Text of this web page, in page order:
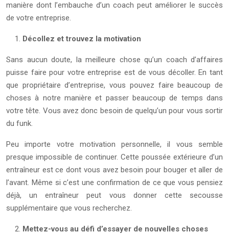
manière dont l’embauche d’un coach peut améliorer le succès
de votre entreprise.
Décollez et trouvez la motivation
Sans aucun doute, la meilleure chose qu’un coach d’affaires
puisse faire pour votre entreprise est de vous décoller. En tant
que propriétaire d’entreprise, vous pouvez faire beaucoup de
choses à notre manière et passer beaucoup de temps dans
votre tête. Vous avez donc besoin de quelqu’un pour vous sortir
du funk.
Peu importe votre motivation personnelle, il vous semble
presque impossible de continuer. Cette poussée extérieure d’un
entraîneur est ce dont vous avez besoin pour bouger et aller de
l’avant. Même si c’est une confirmation de ce que vous pensiez
déjà, un entraîneur peut vous donner cette secousse
supplémentaire que vous recherchez.
Mettez-vous au défi d’essayer de nouvelles choses